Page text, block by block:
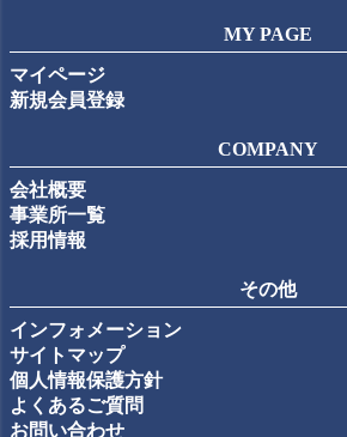
MY PAGE
マイページ
新規会員登録
COMPANY
会社概要
事業所一覧
採用情報
その他
インフォメーション
サイトマップ
個人情報保護方針
よくあるご質問
お問い合わせ